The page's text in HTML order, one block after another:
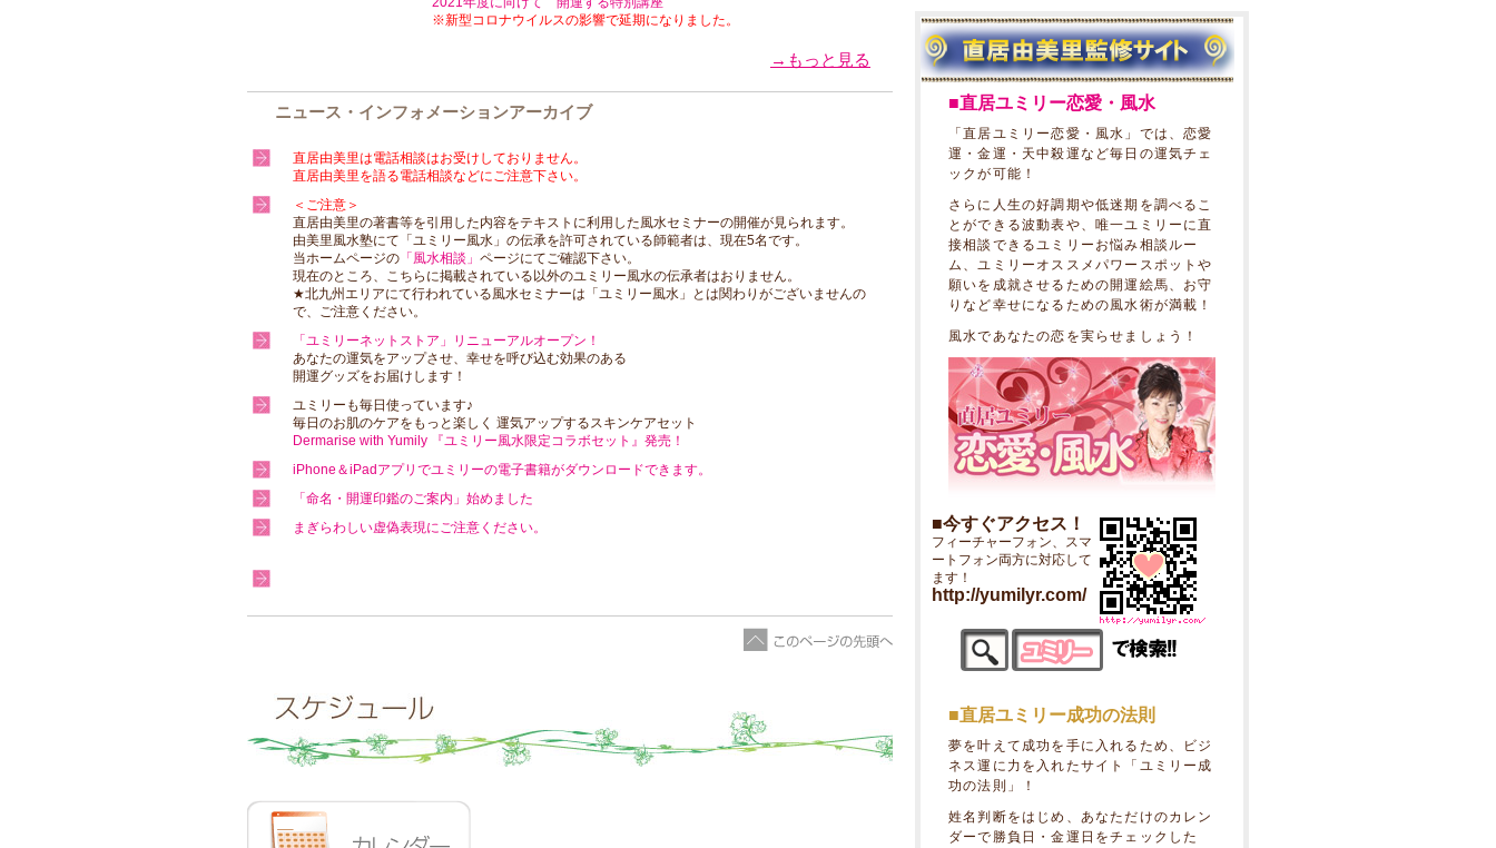
※新型コロナウイルスの影響で延期になりました。
→もっと見る
ニュース・インフォメーションアーカイブ
直居由美里は電話相談はお受けしておりません。
直居由美里を語る電話相談などにご注意下さい。
＜ご注意＞
直居由美里の著書等を引用した内容をテキストに利用した風水セミナーの開催が見られます。
由美里風水塾にて「ユミリー風水」の伝承を許可されている師範者は、現在5名です。
当ホームページの 「風水相談」 ページにてご確認下さい。
現在のところ、こちらに掲載されている以外のユミリー風水の伝承者はおりません。
★北九州エリアにて行われている風水セミナーは「ユミリー風水」とは関わりがございませんの
で、ご注意ください。
「ユミリーネットストア」リニューアルオープン！
あなたの運気をアップさせ、幸せを呼び込む効果のある
開運グッズをお届けします！
ユミリーも毎日使っています♪
毎日のお肌のケアをもっと楽しく 運気アップするスキンケアセット
Dermarise with Yumily 『ユミリー風水限定コラボセット』発売！
iPhone＆iPadアプリでユミリーの電子書籍がダウンロードできます。
「命名・開運印鑑のご案内」始めました
まぎらわしい虚偽表現にご注意ください。
■直居ユミリー恋愛・風水
「直居ユミリー恋愛・風水」では、恋愛
運・金運・天中殺運など毎日の運気チェ
ックが可能！
さらに人生の好調期や低迷期を調べるこ
とができる波動表や、唯一ユミリーに直
接相談できるユミリーお悩み相談ルー
ム、ユミリーオススメパワースポットや
願いを成就させるための開運絵馬、お守
りなど幸せになるための風水術が満載！
風水であなたの恋を実らせましょう！
■今すぐアクセス！
フィーチャーフォン、スマ
ートフォン両方に対応して
ます！
http://yumilyr.com/
■直居ユミリー成功の法則
夢を叶えて成功を手に入れるため、ビジ
ネス運に力を入れたサイト「ユミリー成
功の法則」！
姓名判断をはじめ、あなただけのカレン
ダーで勝負日・金運日をチェックした